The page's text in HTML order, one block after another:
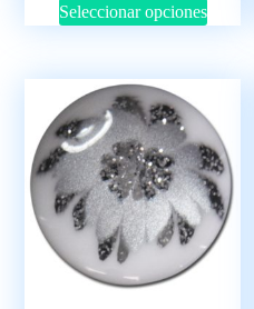
Seleccionar opciones